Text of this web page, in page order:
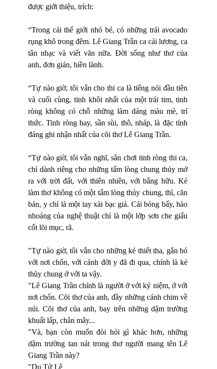
được giới thiệu, trích:
“Trong cái thế giới nhỏ bé, có những trái avocado
rụng khô trong đêm. Lê Giang Trần ca cải lương, ca
tân nhạc và viết văn nữa. Đời sống như thơ của
anh, đơn giản, hiền lành.
“Tự nào giờ, tôi vẫn cho thi ca là tiếng nói đầu tiên
và cuối cùng, tinh khôi nhất của một trái tim, tinh
ròng không có chỗ những làm dáng màu mè, trí
thức. Tinh ròng hay, sần sùi, thô, nháp, là đặc tính
đáng ghi nhận nhất của cõi thơ Lê Giang Trần.
“Tự nào giờ, tôi vẫn nghĩ, sân chơi tinh ròng thi ca,
chỉ dành riêng cho những tấm lòng chung thủy mở
ra với trời đất, với thiên nhiên, với bằng hữu. Kẻ
làm thơ không có một tấm lòng thủy chung, thì, căn
bản, y chỉ là một tay xài bạc giả. Cái bóng bẩy, hào
nhoáng của nghệ thuật chỉ là một lớp sơn che giấu
cốt lõi mục, rã.
"Tự nào giờ, tôi vẫn cho những kẻ thiết tha, gắn bó
với nơi chốn, với cảnh đời y đã đi qua, chính là kẻ
thủy chung ở với ta vậy.
"Lê Giang Trần chính là người ở với kỷ niệm, ở với
nơi chốn. Cõi thơ của anh, đầy những cánh chim về
núi. Cõi thơ của anh, bay trên những dậm trường
khuất lấp, chân mây...
"Và, bạn còn muốn đòi hỏi gì khác hơn, những
dậm trường tan nát trong thơ người mang tên Lê
Giang Trần này?
"Du Tử Lê